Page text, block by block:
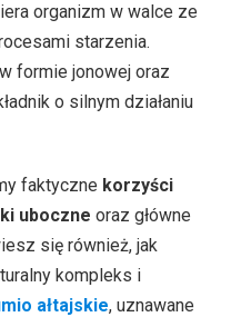
organizm w walce ze
starzenia.
formie jonowej oraz
o silnym działaniu
faktyczne korzyści
uboczne oraz główne
się również, jak
kompleks i
ałtajskie, uznawane